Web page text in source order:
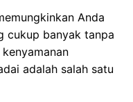
Anda
cukup banyak tanpa
adalah salah satu